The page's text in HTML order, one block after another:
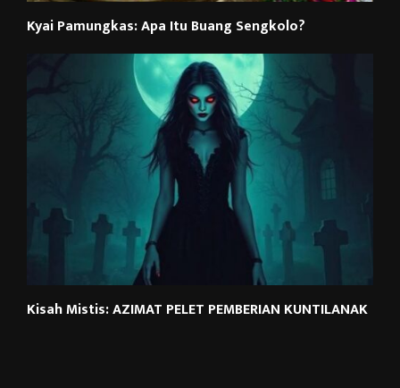
Kyai Pamungkas: Apa Itu Buang Sengkolo?
Kisah Mistis: AZIMAT PELET PEMBERIAN KUNTILANAK